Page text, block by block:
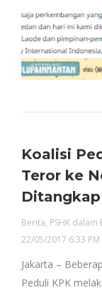
Koalisi
Teror ke
Ditangkap
Berita, PSHK dalam
22/05/2017 6:33 PM
Jakarta –
Peduli KPK